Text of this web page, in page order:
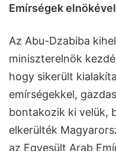
Emírségek
Az Abu-Dzabiba
miniszterelnök
hogy sikerült
emírségekkel,
bontakozik ki velük,
elkerülték
az Egyesült Arab